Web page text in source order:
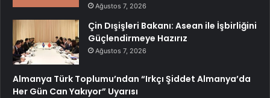
Ağustos 7, 2026
Çin Dışişleri Bakanı: Asean ile İşbirliğini
Güçlendirmeye Hazırız
Ağustos 7, 2026
Almanya Türk Toplumu’ndan “Irkçı Şiddet Almanya’da
Her Gün Can Yakıyor” Uyarısı